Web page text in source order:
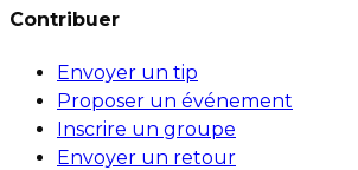
Contribuer
Envoyer un tip
Proposer un événement
Inscrire un groupe
Envoyer un retour